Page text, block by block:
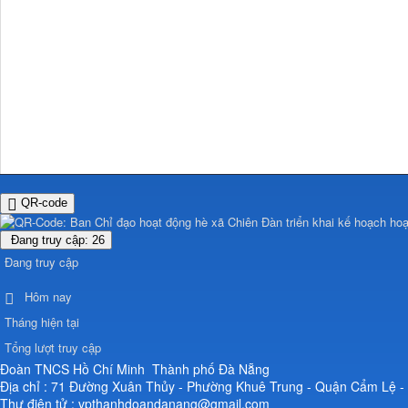
QR-code
Đang truy cập: 26
Đang truy cập
Hôm nay
Tháng hiện tại
Tổng lượt truy cập
Đoàn TNCS Hồ Chí Minh Thành phố Đà Nẵng
Địa chỉ : 71 Đường Xuân Thủy - Phường Khuê Trung - Quận Cẩm Lệ
Thư điện tử : vpthanhdoandanang@gmail.com